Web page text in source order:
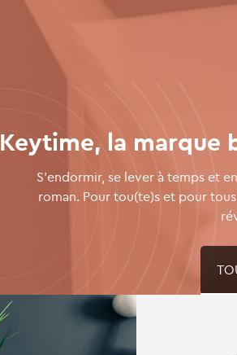
Keytime, la
S’endormir, se lever à temps et
roman. Pour tou(te)s et pour